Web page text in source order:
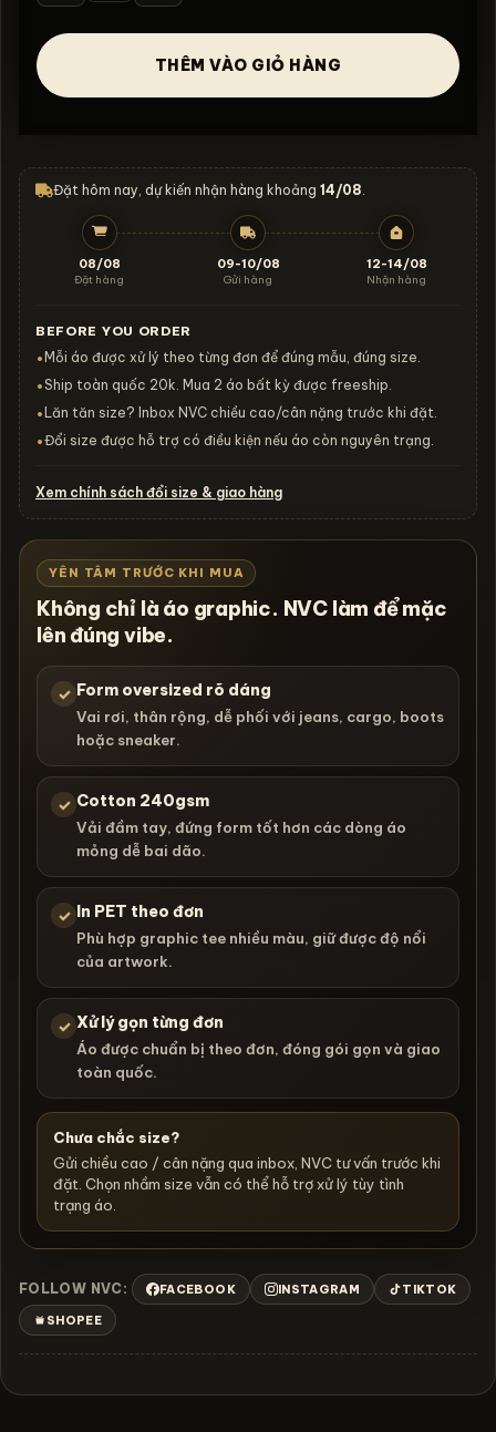
THÊM VÀO GIỎ HÀNG
Đặt hôm nay, dự kiến nhận hàng khoảng 14/08.
08/08
Đặt hàng
09-10/08
Gửi hàng
12-14/08
Nhận hàng
BEFORE YOU ORDER
• Mỗi áo được xử lý theo từng đơn để đúng mẫu, đúng size.
•Ship toàn quốc 20k. Mua 2 áo bất kỳ được freeship.
• Lăn tăn size? Inbox NVC chiều cao/cân nặng trước khi đặt.
•Đổi size được hỗ trợ có điều kiện nếu áo còn nguyên trạng.
Xem chính sách đổi size & giao hàng
YÊN TÂM TRƯỚC KHI MUA
Không chỉ là áo graphic. NVC làm để mặc
lên đúng vibe.
✓ Form oversized rõ dáng
Vai rơi, thân rộng, dễ phối với jeans, cargo, boots
hoặc sneaker.
✓ Cotton 240gsm
Vải đầm tay, đứng form tốt hơn các dòng áo
mỏng dễ bai dão.
✓ In PET theo đơn
Phù hợp graphic tee nhiều màu, giữ được độ nổi
của artwork.
✓ Xử lý gọn từng đơn
Áo được chuẩn bị theo đơn, đóng gói gọn và giao
toàn quốc.
Chưa chắc size?
Gửi chiều cao / cân nặng qua inbox, NVC tư vấn trước khi
đặt. Chọn nhầm size vẫn có thể hỗ trợ xử lý tùy tình
trạng áo.
FOLLOW NVC: FACEBOOK INSTAGRAM
TIKTOK
SHOPEE